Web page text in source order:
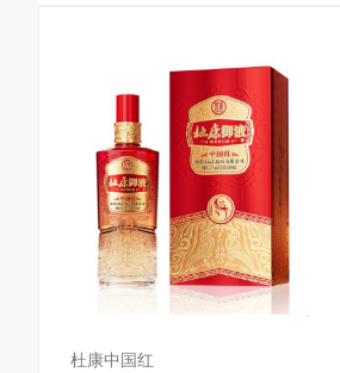
杜康中国红